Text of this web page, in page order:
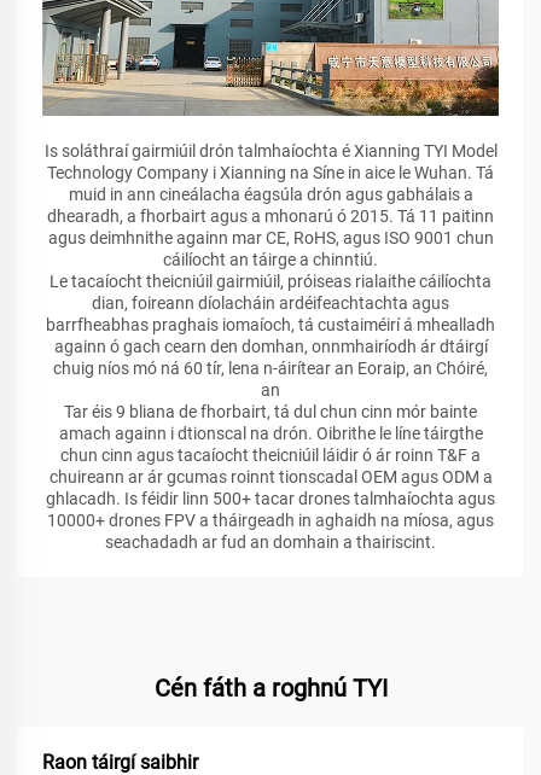
Is soláthraí gairmiúil drón talmhaíochta é Xianning TYI Model
Technology Company i Xianning na Síne in aice le Wuhan. Tá
muid in ann cineálacha éagsúla drón agus gabhálais a
dhearadh, a fhorbairt agus a mhonarú ó 2015. Tá 11 paitinn
agus deimhnithe againn mar CE, RoHS, agus ISO 9001 chun
cáilíocht an táirge a chinntiú.
Le tacaíocht theicniúil gairmiúil, próiseas rialaithe cáilíochta
dian, foireann díolacháin ardéifeachtachta agus
barrfheabhas praghais iomaíoch, tá custaiméirí á mhealladh
againn ó gach cearn den domhan, onnmhairíodh ár dtáirgí
chuig níos mó ná 60 tír, lena n-áirítear an Eoraip, an Chóiré,
an
Tar éis 9 bliana de fhorbairt, tá dul chun cinn mór bainte
amach againn i dtionscal na drón. Oibrithe le líne táirgthe
chun cinn agus tacaíocht theicniúil láidir ó ár roinn T&F a
chuireann ar ár gcumas roinnt tionscadal OEM agus ODM a
ghlacadh. Is féidir linn 500+ tacar drones talmhaíochta agus
10000+ drones FPV a tháirgeadh in aghaidh na míosa, agus
seachadadh ar fud an domhain a thairiscint.
Cén fáth a roghnú TYI
Raon táirgí saibhir